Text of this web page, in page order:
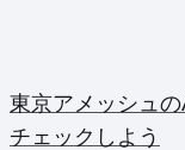
東京アメッシュ
チェックしよう